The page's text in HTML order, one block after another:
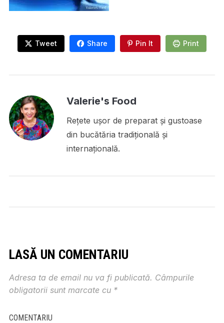
Tweet Share Pin It Print
Valerie's Food
Rețete ușor de preparat și gustoase
din bucătăria tradițională și
internațională.
LASĂ UN COMENTARIU
Adresa ta de email nu va fi publicată. Câmpurile
obligatorii sunt marcate cu *
COMENTARIU